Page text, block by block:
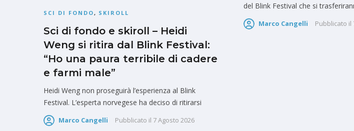
SCI DI FONDO, SKIROLL
Sci di fondo e skiroll – Heidi
Weng si ritira dal Blink Festival:
“Ho una paura terribile di cadere
e farmi male”
Heidi Weng non proseguirà l’esperienza al Blink
Festival. L’esperta norvegese ha deciso di ritirarsi
Marco Cangelli Pubblicato il 7 Agosto 2026
del Blink Festival che si
Marco Cangelli Pubblicato il